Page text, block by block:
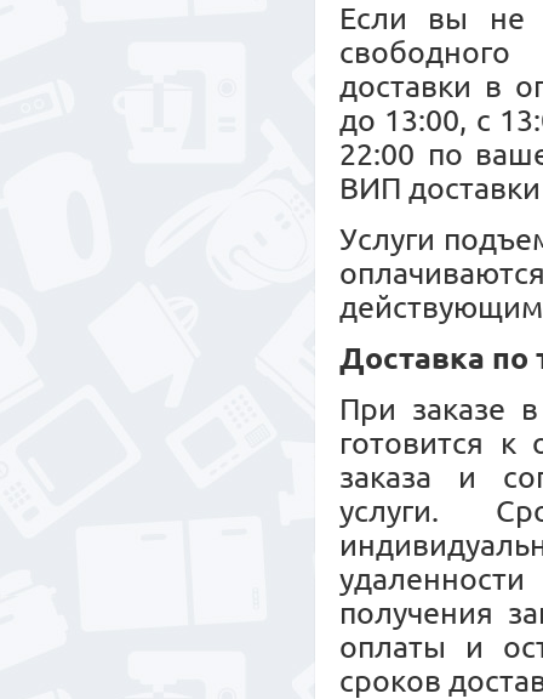
Если вы не
свободного
доставки в
до 13:00, с
22:00 по
ВИП
Услуги
Доставка по
При заказе
готовится
заказа и
услуги.
получения
оплаты и
сроков